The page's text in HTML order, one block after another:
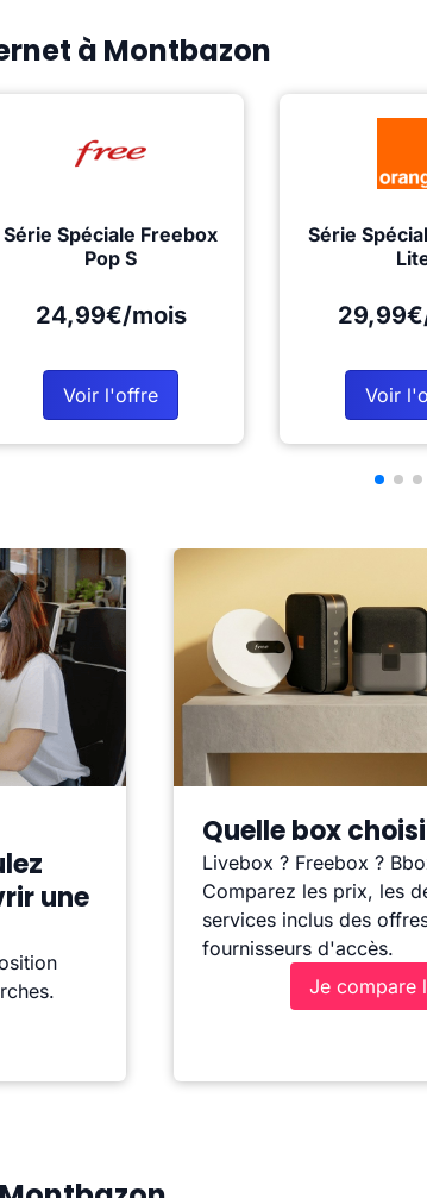
à Montbazon
Série Spéciale Freebox
Pop S
24,99€/mois
Voir l'offre
Série
Voir
une
Quelle box
Livebox ? Freebox ?
Comparez les prix, les
services inclus des
fournisseurs d'accès.
Je compare